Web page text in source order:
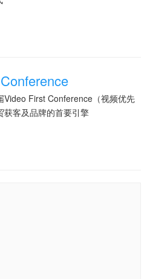
First Conference（视频优先
获客及品牌的首要引擎